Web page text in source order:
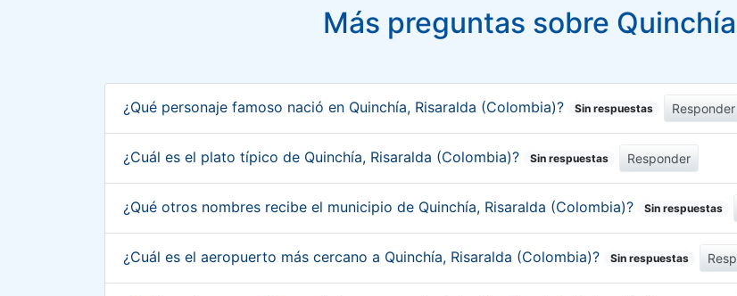
Más preguntas sobre
¿Qué personaje famoso nació en Quinchía, Risaralda (Colombia)? Sin respuestas Responder
¿Cuál es el plato típico de Quinchía, Risaralda (Colombia)? Sin respuestas Responder
¿Qué otros nombres recibe el municipio de Quinchía, Risaralda (Colombia)? Sin respuestas
¿Cuál es el aeropuerto más cercano a Quinchía, Risaralda (Colombia)? Sin respuestas